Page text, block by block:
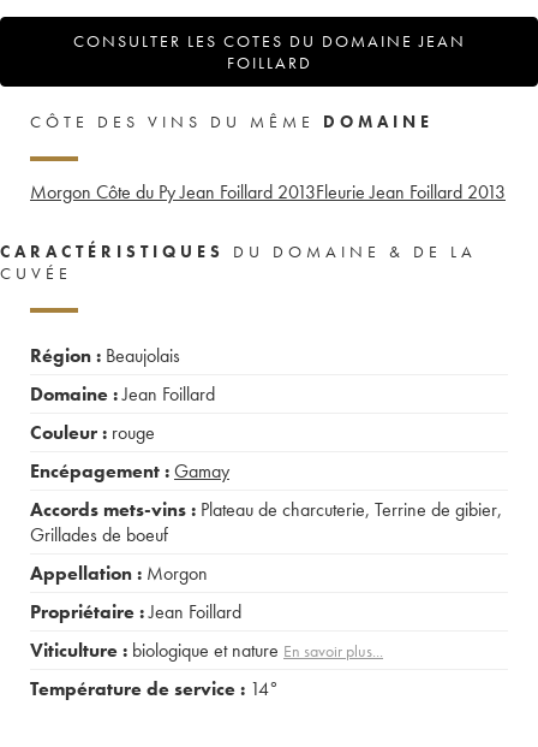
CONSULTER LES COTES DU DOMAINE JEAN
FOILLARD
CÔTE DES VINS DU MÊME DOMAINE
Morgon Côte du Py Jean Foillard 2013Fleurie Jean Foillard 2013
CARACTÉRISTIQUES
DU DOMAINE & DE LA
CUVÉE
Région : Beaujolais
Domaine :Jean Foillard
Couleur : rouge
Encépagement :Gamay
Accords mets-vins : Plateau de charcuterie, Terrine de gibier,
Grillades de boeuf
Appellation : Morgon
Propriétaire :Jean Foillard
Viticulture : biologique et nature En savoir plus...
Température de service : 14°